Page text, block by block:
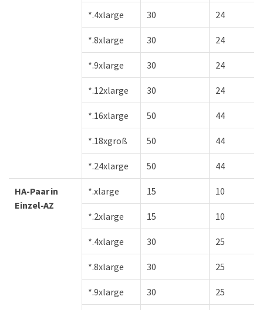
*.4xlarge 30 24
*.8xlarge 30 24
*.9xlarge 30 24
*.12xlarge 30 24
*.16xlarge 50 44
*.18xgroß 50 44
*.24xlarge 50 44
HA-Paar in
Einzel-AZ
*.xlarge 15 10
*.2xlarge 15 10
*.4xlarge 30 25
*.8xlarge 30 25
*.9xlarge 30 25